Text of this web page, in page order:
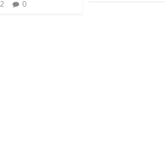
0